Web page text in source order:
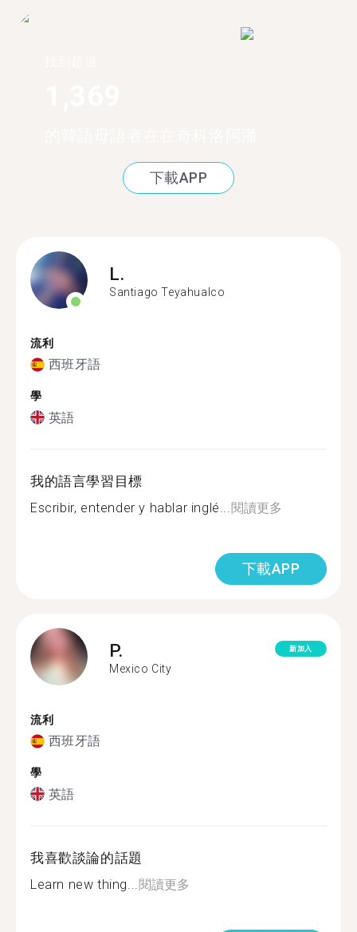
下載APP
L.
Santiago Teyahualco
流利
西班牙語
學
英語
我的語言學習目標
Escribir, entender y hablar inglé... 閱讀更多
下載APP
P.
Mexico City
新加入
流利
西班牙語
學
英語
我喜歡談論的話題
Learn new thing... 閱讀更多